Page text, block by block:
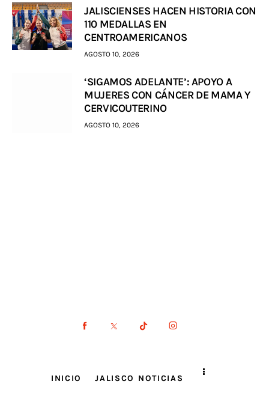
JALISCIENSES HACEN HISTORIA CON
110 MEDALLAS EN
CENTROAMERICANOS
AGOSTO 10, 2026
‘SIGAMOS ADELANTE’: APOYO A
MUJERES CON CÁNCER DE MAMA Y
CERVICOUTERINO
AGOSTO 10, 2026
INICIO JALISCO NOTICIAS